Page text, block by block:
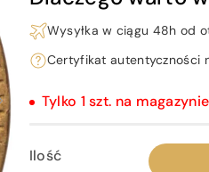
Wysyłka w ciągu 48h od
Certyfikat autentyczności
Tylko 1 szt. na magazynie
Ilość